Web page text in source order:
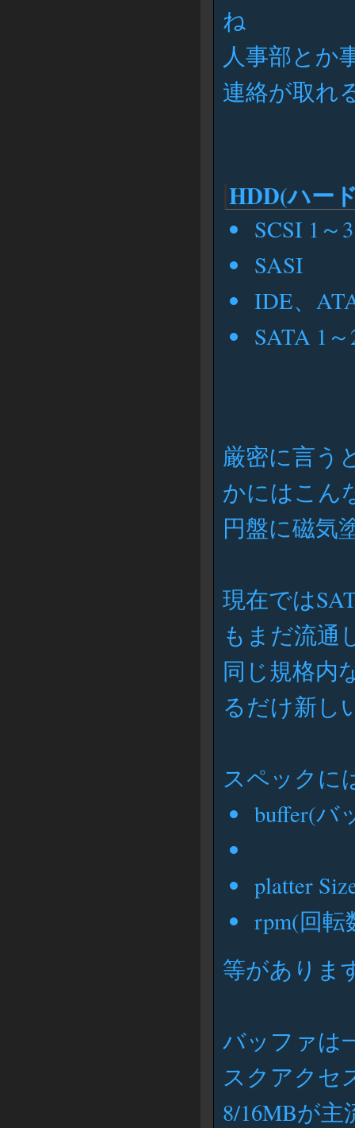
ね
人事部とか
連絡が取れ
HDD(ハー
SCSI 1～3
SASI
IDE、
SATA 1
厳密に言う
かにはこん
円盤に磁気
現在では
もまだ流通
同じ規格内
るだけ新し
スペックに
buffer(バ
platter
rpm(回転
等がありま
バッファは
スクアクセ
8/16MBが